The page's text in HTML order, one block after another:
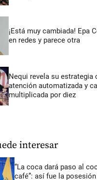
¡Está muy cambiada! Epa
en redes y parece otra
Nequi revela su estrategia
atención automatizada y
multiplicada por diez
interesar
“La coca dará paso al
café”: así fue la